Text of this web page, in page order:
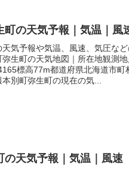
町の天気予報｜気温｜風
気予報や気温、風速、気圧な
弥生町の天気地図｜所在地観測
標高77m都道府県北海道市町
別町弥生町の現在の気...
の天気予報｜気温｜風速